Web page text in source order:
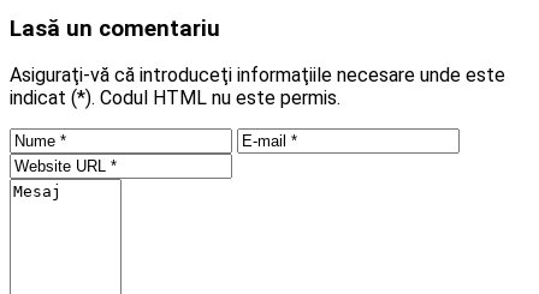
Lasă un comentariu
Asiguraţi-vă că introduceţi informaţiile necesare unde este
indicat (*). Codul HTML nu este permis.